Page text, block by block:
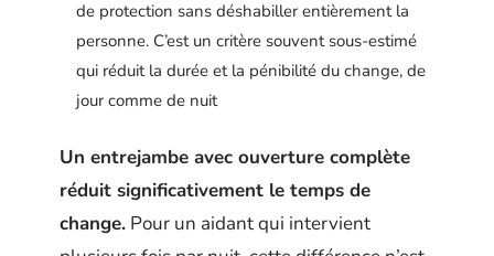
de protection sans déshabiller entièrement la
personne. C’est un critère souvent sous-estimé
qui réduit la durée et la pénibilité du change, de
jour comme de nuit
Un entrejambe avec ouverture complète
réduit significativement le temps de
change. Pour un aidant qui intervient